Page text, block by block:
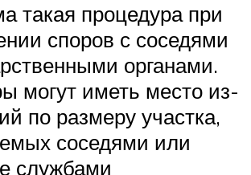
такая процедура при
споров с соседями
органами.
могут иметь место из-
по размеру участка,
соседями или
службами